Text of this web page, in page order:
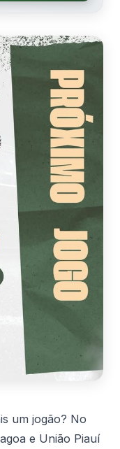
um jogão? No
e União Piauí